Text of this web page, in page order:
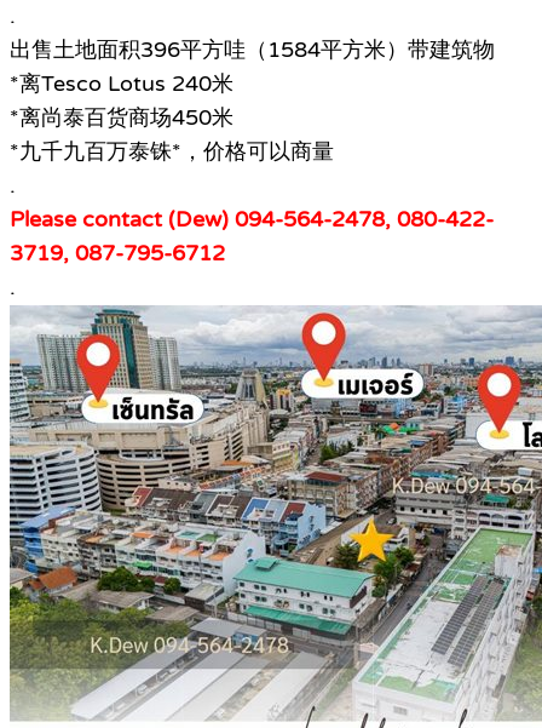
.
出售土地面积396平方哇（1584平方米）带建筑物
*离Tesco Lotus 240米
*离尚泰百货商场450米
*九千九百万泰铢*，价格可以商量
.
Please contact (Dew) 094-564-2478, 080-422-
3719, 087-795-6712
.